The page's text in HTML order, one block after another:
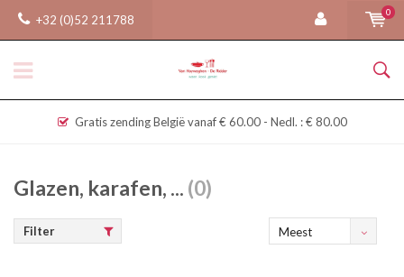
+32 (0)52 211788
0
Gratis zending België vanaf € 60.00 - Nedl. : € 80.00
Glazen, karafen, ... (0)
Filter
Meest